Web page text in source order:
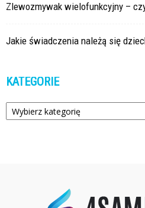
Zlewozmywak wielofunkcyjny –
Jakie świadczenia należą się
KATEGORIE
Kategorie